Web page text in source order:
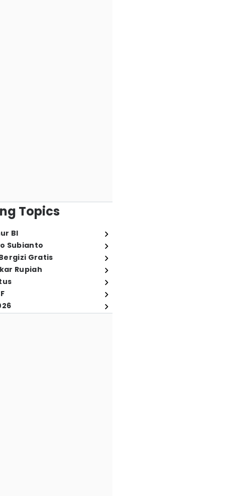
Topics
BI
Subianto
Gratis
Rupiah